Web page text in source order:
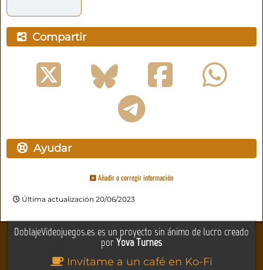
Compartir
Ayudar
Añadir o corregir información
Última actualización 20/06/2023
DoblajeVideojuegos.es es un proyecto sin ánimo de lucro creado
porYova Turnes
Invítame a un café en Ko-Fi